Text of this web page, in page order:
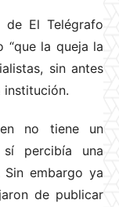
de El Telégrafo
“que la queja la
sin antes
institución.
no tiene un
percibía una
embargo ya
de publicar